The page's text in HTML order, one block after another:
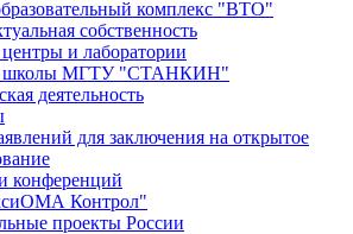
комплекс "ВТО"
собственность
и лаборатории
школы МГТУ "СТАНКИН"
деятельность
для заключения на открытое
конференций
Контрол"
проекты России